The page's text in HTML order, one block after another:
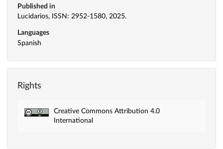
Published in
Lucidarios, ISSN: 2952-1580, 2025.
Languages
Spanish
Rights
Creative Commons Attribution 4.0
International